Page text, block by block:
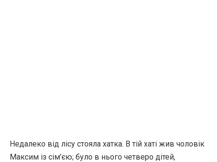
Недалеко від лісу стояла хатка. В тій хаті жив чоловік
Максим із сім’єю; було в нього четверо дітей,